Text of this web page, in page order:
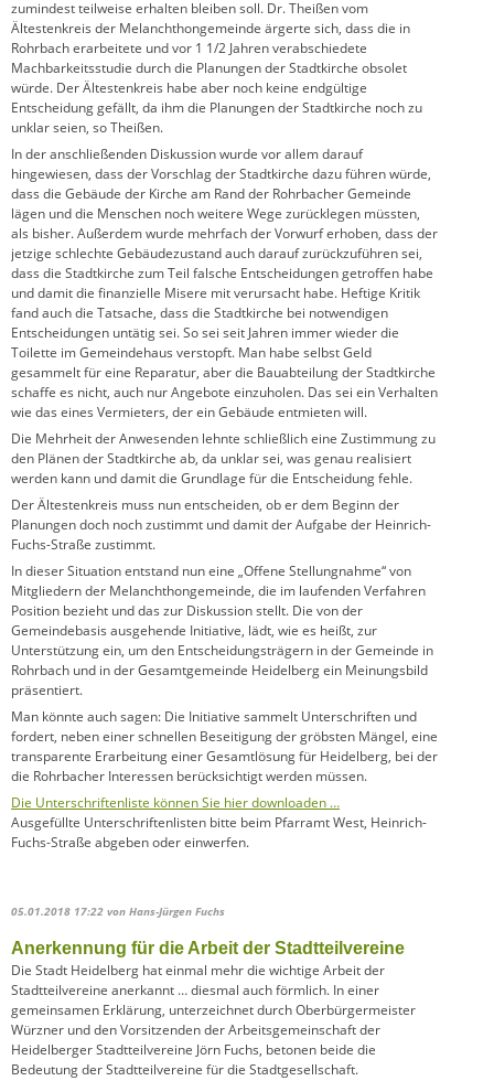
zumindest teilweise erhalten bleiben soll. Dr. Theißen vom
Ältestenkreis der Melanchthongemeinde ärgerte sich, dass die in
Rohrbach erarbeitete und vor 1 1/2 Jahren verabschiedete
Machbarkeitsstudie durch die Planungen der Stadtkirche obsolet
würde. Der Ältestenkreis habe aber noch keine endgültige
Entscheidung gefällt, da ihm die Planungen der Stadtkirche noch zu
unklar seien, so Theißen.
In der anschließenden Diskussion wurde vor allem darauf
hingewiesen, dass der Vorschlag der Stadtkirche dazu führen würde,
dass die Gebäude der Kirche am Rand der Rohrbacher Gemeinde
lägen und die Menschen noch weitere Wege zurücklegen müssten,
als bisher. Außerdem wurde mehrfach der Vorwurf erhoben, dass der
jetzige schlechte Gebäudezustand auch darauf zurückzuführen sei,
dass die Stadtkirche zum Teil falsche Entscheidungen getroffen habe
und damit die finanzielle Misere mit verursacht habe. Heftige Kritik
fand auch die Tatsache, dass die Stadtkirche bei notwendigen
Entscheidungen untätig sei. So sei seit Jahren immer wieder die
Toilette im Gemeindehaus verstopft. Man habe selbst Geld
gesammelt für eine Reparatur, aber die Bauabteilung der Stadtkirche
schaffe es nicht, auch nur Angebote einzuholen. Das sei ein Verhalten
wie das eines Vermieters, der ein Gebäude entmieten will.
Die Mehrheit der Anwesenden lehnte schließlich eine Zustimmung zu
den Plänen der Stadtkirche ab, da unklar sei, was genau realisiert
werden kann und damit die Grundlage für die Entscheidung fehle.
Der Ältestenkreis muss nun entscheiden, ob er dem Beginn der
Planungen doch noch zustimmt und damit der Aufgabe der Heinrich-
Fuchs-Straße zustimmt.
In dieser Situation entstand nun eine „Offene Stellungnahme“ von
Mitgliedern der Melanchthongemeinde, die im laufenden Verfahren
Position bezieht und das zur Diskussion stellt. Die von der
Gemeindebasis ausgehende Initiative, lädt, wie es heißt, zur
Unterstützung ein, um den Entscheidungsträgern in der Gemeinde in
Rohrbach und in der Gesamtgemeinde Heidelberg ein Meinungsbild
präsentiert.
Man könnte auch sagen: Die Initiative sammelt Unterschriften und
fordert, neben einer schnellen Beseitigung der gröbsten Mängel, eine
transparente Erarbeitung einer Gesamtlösung für Heidelberg, bei der
die Rohrbacher Interessen berücksichtigt werden müssen.
Die Unterschriftenliste können Sie hier downloaden …
Ausgefüllte Unterschriftenlisten bitte beim Pfarramt West, Heinrich-
Fuchs-Straße abgeben oder einwerfen.
05.01.2018 17:22 von Hans-Jürgen Fuchs
Anerkennung für die Arbeit der Stadtteilvereine
Die Stadt Heidelberg hat einmal mehr die wichtige Arbeit der
Stadtteilvereine anerkannt … diesmal auch förmlich. In einer
gemeinsamen Erklärung, unterzeichnet durch Oberbürgermeister
Würzner und den Vorsitzenden der Arbeitsgemeinschaft der
Heidelberger Stadtteilvereine Jörn Fuchs, betonen beide die
Bedeutung der Stadtteilvereine für die Stadtgesellschaft.